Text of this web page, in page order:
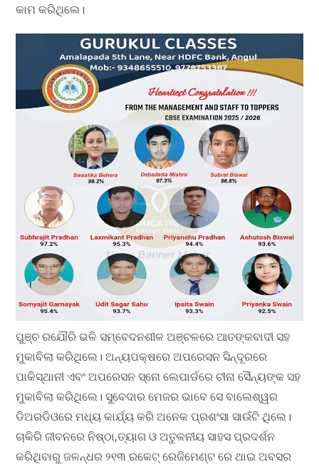
କାମ କରିଥିଲେ।
ପୁଞ୍ଚ ରଯୌରି ଭଳି ସମ୍ବେଦନଶୀଳ ଅଞ୍ଚଳରେ ଆତଙ୍କବାଦୀ ସହ
ମୁକାବିଲା କରିଥିଲେ। ଅନ୍ୟପକ୍ଷରେ ଅପରେସନ ସିନ୍ଦୂରରେ
ପାକିସ୍ଥାନୀ ଏବଂ ଅପରେସନ ସ୍ନୋ ଲେପାର୍ଡରେ ଚୀନା ସୈନ୍ୟଙ୍କ ସହ
ମୁକାବିଲା କରିଥିଲେ। ସୁବେଦାର ମେଜର ଭାବେ ସେ ବାଲେଶ୍ୱର
ଡିଅରଡିଓରେ ମଧ୍ୟ କାର୍ଯ୍ୟ କରି ଅନେକ ପ୍ରଶଂସା ସାଉଁଟି ଥିଲେ।
ଚାକିରି ଜୀବନରେ ନିଷ୍ଠା,ତ୍ୟାଗ ଓ ଅତୁଳନୀୟ ସାହସ ପ୍ରଦର୍ଶନ
କରିଥିବାରୁ ଜଳନ୍ଧର ୨୧୩ ରକେଟ୍ ରେଜିମେଣ୍ଟ ରେ ଥାଇ ଅବସର